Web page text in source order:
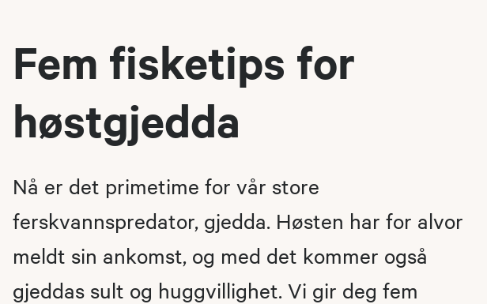
Fem fisketips for
høstgjedda
Nå er det primetime for vår store
ferskvannspredator, gjedda. Høsten har for alvor
meldt sin ankomst, og med det kommer også
gjeddas sult og huggvillighet. Vi gir deg fem